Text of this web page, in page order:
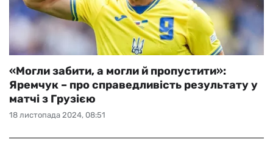
18 листопада 2024, 08:51
«Могли забити, а могли й пропустити»:
Яремчук – про справедливість результату у
матчі з Грузією